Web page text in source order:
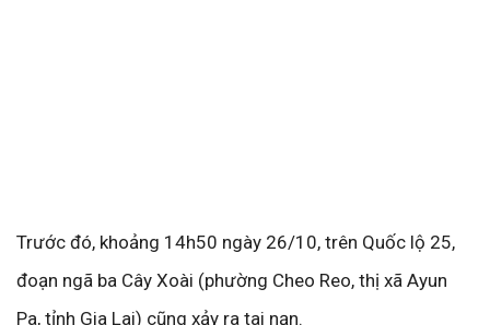
Trước đó, khoảng 14h50 ngày 26/10, trên Quốc lộ 25,
đoạn ngã ba Cây Xoài (phường Cheo Reo, thị xã Ayun
Pa, tỉnh Gia Lai) cũng xảy ra tai nạn.